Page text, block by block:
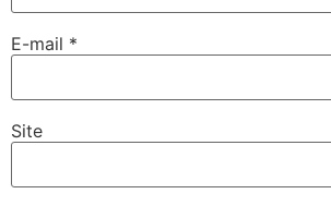
E-mail *
Site